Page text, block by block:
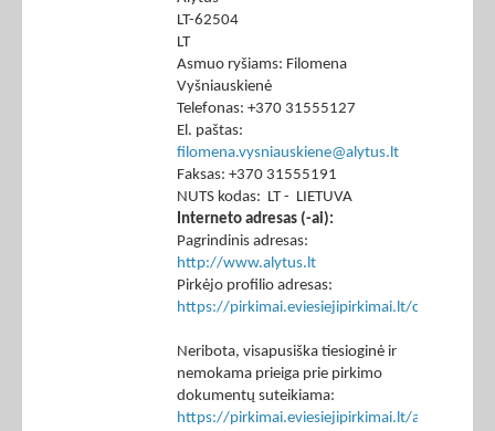
LT-62504
LT
Asmuo ryšiams: Filomena
Vyšniauskienė
Telefonas: +370 31555127
El. paštas:
filomena.vysniauskiene@alytus.lt
Faksas: +370 31555191
NUTS kodas: LT - LIETUVA
Interneto adresas (-ai):
Pagrindinis adresas:
http://www.alytus.lt
Pirkėjo profilio adresas:
https://pirkimai.eviesiejipirkimai.lt/ctm/
Neribota, visapusiška tiesioginė ir
nemokama prieiga prie pirkimo
dokumentų suteikiama:
https://pirkimai.eviesiejipirkimai.lt/app/rfq/